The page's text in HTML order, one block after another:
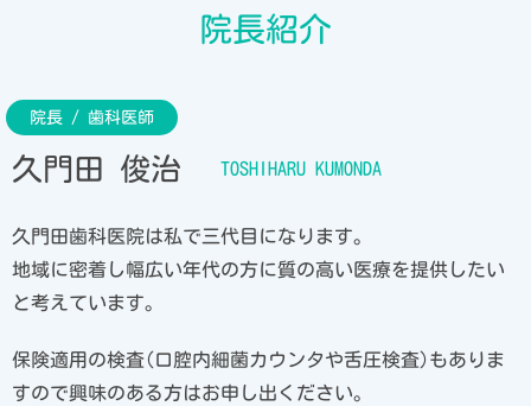
院長紹介
久門田 俊治
久門田歯科医院は私で三代目になります。
地域に密着し幅広い年代の方に質の高い医療を提供したい
と考えています。
保険適用の検査(口腔内細菌カウンタや舌圧検査)もありま
すので興味のある方はお申し出ください。